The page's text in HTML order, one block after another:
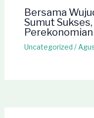
Bersama
Sumut
Uncategorized /